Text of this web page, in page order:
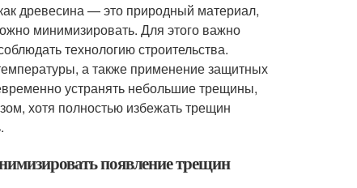
древесина — это природный материал,
минимизировать. Для этого важно
технологию строительства.
а также применение защитных
устранять небольшие трещины,
хотя полностью избежать трещин
появление трещин